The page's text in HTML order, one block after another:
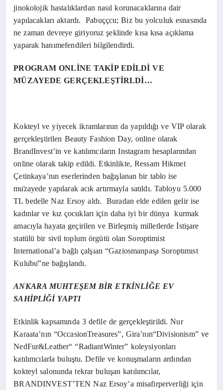
jinokolojik hastalıklardan nasıl korunacaklarına dair
yapılacakları aktardı.Pabuççcu; Biz bu yolculuk esnasında
ne zaman devreye giriyoruz şeklinde kısa kısa açıklama
yaparak hanımefendileri bilgilendirdi.
PROGRAM ONLİNE TAKİP EDİLDİ VE
MÜZAYEDE GERÇEKLEŞTİRLDİ…
Kokteyl ve yiyecek ikramlarının da yapıldığı ve VIP olarak
gerçekleştirilen Beauty Fashion Day, online olarak
BrandInvest’in ve katılımcıların Instagram hesaplarından
online olarak takip edildi.Etkinlikte, Ressam Hikmet
Çetinkaya’nın eserlerinden bağışlanan bir tablo ise
muzayede yapılarak acık artırmayla satıldı. Tabloyu 5.000
TL bedelle Naz Ersoy aldı. Buradan elde edilen gelir ise
kadınlar ve kız çocukları için daha iyi bir dünya kurmak
amacıyla hayata geçirilen ve Birleşmiş milletlerde İstişare
statülü bir sivil toplum örgütü olan Soroptimist
International’a bağlı çalşıan “Gaziosmanpasa Soroptımıst
Kulubu”ne bağışlandı.
ANKARA MUHTEŞEM BİR ETKİNLİĞE EV
SAHİPLİĞİ YAPTI
Etkinlik kapsamında 3 defile de gerçekleştirildi. Nur
Karaata’nın “OccasionTreasures”, Gira’nın“Divisionism” ve
NedFur&Leather“ “RadiantWinter” koleysiyonları
katılımcılarla buluştu.Defile ve konuşmaların ardından
kokteyl salonunda tekrar buluşan katılımcılar,
BRANDINVEST’TEN Naz Ersoy’a misafirperverliği için